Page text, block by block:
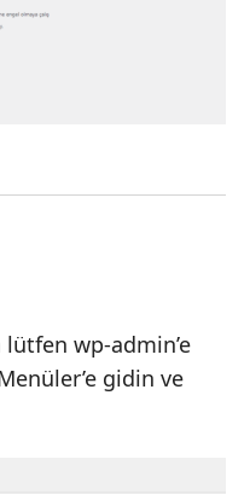
wp-admin’e
gidin ve